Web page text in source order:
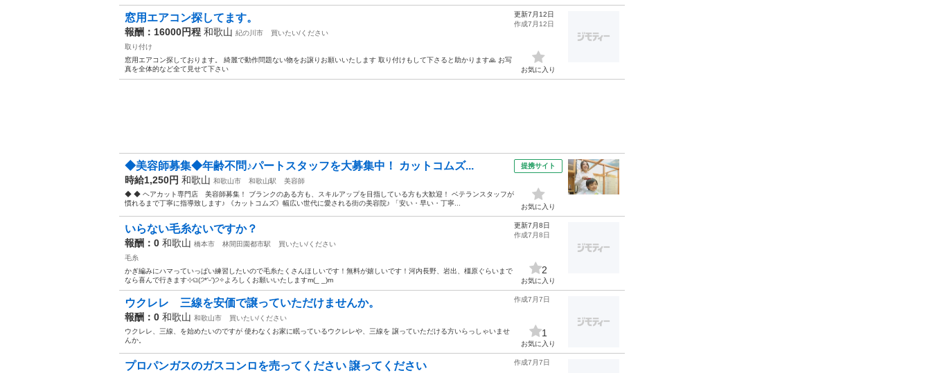
窓用エアコン探してます。
報酬：16000円程 和歌山 紀の川市
買いたい/ください
取り付け
窓用エアコン探しております。 綺麗で動作問題ない物をお譲りお願いいたします 取り付けもして下さると助かります🙏 お写
真を全体的など全て見せて下さい
更新7月12日
作成7月12日
お気に入り
◆美容師募集◆年齢不問♪パートスタッフを大募集中！ カットコムズ...
時給1,250円 和歌山 和歌山市 和歌山駅
美容師
◆ ◆ ヘアカット専門店 美容師募集！ ブランクのある方も、スキルアップを目指している方も大歓迎！ ベテランスタッフが
慣れるまで丁寧に指導致します♪ 《カットコムズ》幅広い世代に愛される街の美容院♪ 「安い・早い・丁寧...
提携サイト
お気に入り
いらない毛糸ないですか？
報酬：0 和歌山 橋本市 林間田園都市駅
買いたい/ください
毛糸
かぎ編みにハマっていっぱい練習したいので毛糸たくさんほしいです！無料が嬉しいです！河内長野、岩出、橿原ぐらいまで
なら喜んで行きます⊹ଘ(੭*'ᵕ')੭✧よろしくお願いいたしますm(_ _)m
更新7月8日
作成7月8日
2
お気に入り
ウクレレ 三線を安価で譲っていただけませんか。
報酬：0 和歌山 和歌山市
買いたい/ください
ウクレレ、三線、を始めたいのですが 使わなくお家に眠っているウクレレや、三線を 譲っていただける方いらっしゃいませ
んか。
作成7月7日
1
お気に入り
プロパンガスのガスコンロを売ってください 譲ってください 作成7月7日